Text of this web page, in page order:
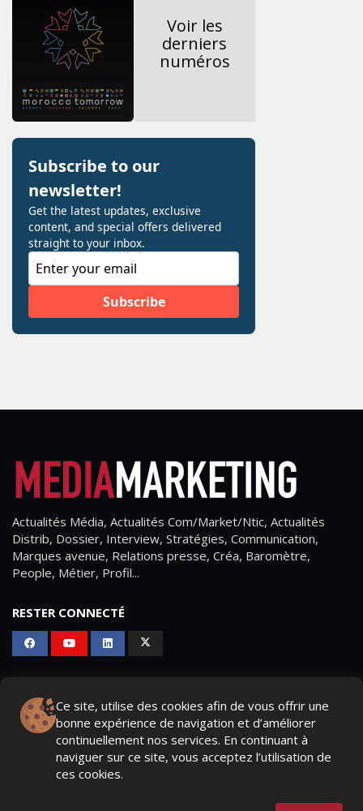
Voir les
derniers
numéros
Ce site, utilise des cookies afin de vous offrir une
bonne expérience de navigation et d’améliorer
continuellement nos services. En continuant à
naviguer sur ce site, vous acceptez l’utilisation de
ces cookies.
Actualités Média, Actualités Com/Market/Ntic, Actualités
Distrib, Dossier, Interview, Stratégies, Communication,
Marques avenue, Relations presse, Créa, Baromètre,
People, Métier, Profil...
RESTER CONNECTÉ
- Page d'accueil
- Qui sommes-nous ?
- Contactez-nous